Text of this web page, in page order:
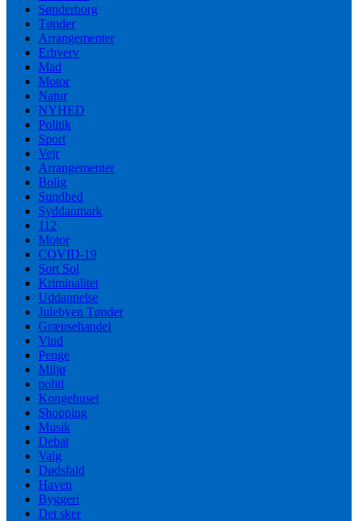
Sønderborg
Tønder
Arrangementer
Erhverv
Mad
Motor
Natur
NYHED
Politik
Sport
Vejr
Arrangementer
Bolig
Sundhed
Syddanmark
112
Motor
COVID-19
Sort Sol
Kriminalitet
Uddannelse
Julebyen Tønder
Grænsehandel
Vind
Penge
Miljø
politi
Kongehuset
Shopping
Musik
Debat
Valg
Dødsfald
Haven
Byggeri
Det sker